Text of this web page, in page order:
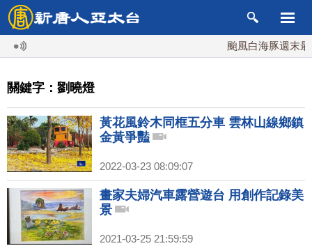
颱風白海豚週末最
關鍵字：劉曉燈
黃花風鈴木同框五分車 雲林山線鄉鎮
金黃爭豔
2022-03-23 08:09:07
畫家夫婦汽車露營遊台 用創作記錄美
景
2021-03-25 21:59:59